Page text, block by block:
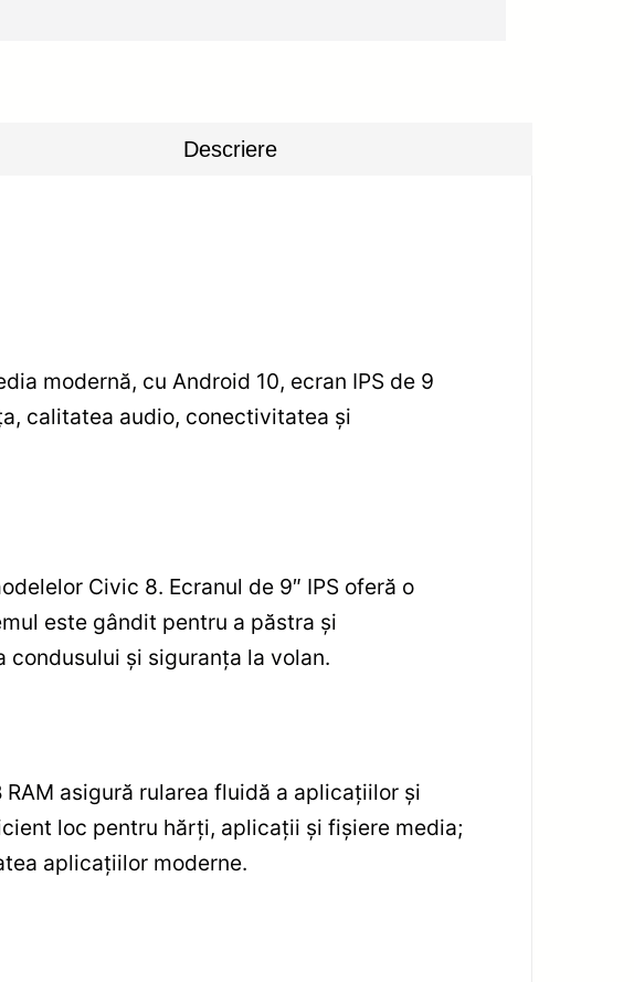
Descriere
modernă, cu Android 10, ecran IPS de 9
calitatea audio, conectivitatea și
Civic 8. Ecranul de 9″ IPS oferă o
este gândit pentru a păstra și
și siguranța la volan.
asigură rularea fluidă a aplicațiilor și
loc pentru hărți, aplicații și fișiere media;
aplicațiilor moderne.